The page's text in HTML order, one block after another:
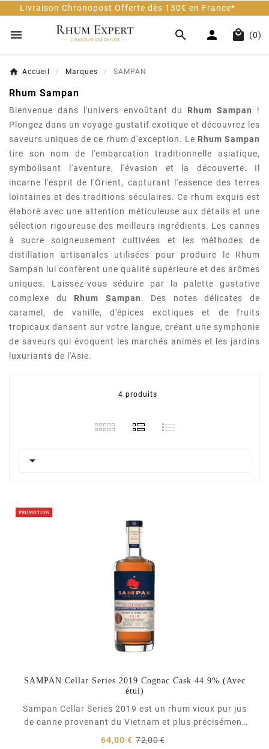
Chronopost Offerte dès 130€ en France*
    (0)
Accueil Marques SAMPAN
Rhum Sampan
Bienvenue dans l'univers envoûtant du Rhum Sampan
!
Plongez dans un voyage gustatif exotique et découvrez les
saveurs uniques de ce rhum d'exception. Le Rhum Sampan
tire son nom de l'embarcation traditionnelle asiatique,
symbolisant l'aventure, l'évasion et la découverte. Il
incarne l'esprit de l'Orient, capturant l'essence des terres
lointaines et des traditions séculaires. Ce rhum exquis est
élaboré avec une attention méticuleuse aux détails et une
sélection rigoureuse des meilleurs ingrédients. Les cannes
à sucre soigneusement cultivées et les méthodes de
distillation artisanales utilisées pour produire le Rhum
Sampan lui confèrent une qualité supérieure et des arômes
uniques. Laissez-vous séduire par la palette gustative
complexe du Rhum Sampan. Des notes délicates de
caramel, de vanille, d'épices exotiques et de fruits
tropicaux dansent sur votre langue, créant une symphonie
de saveurs qui évoquent les marchés animés et les jardins
luxuriants de l'Asie.
4 produits

SAMPAN Cellar Series 2019 Cognac Cask 44.9% (Avec
étui)
Sampan Cellar Series 2019 est un rhum vieux pur jus
de canne provenant du Vietnam et plus précisément
de la distillerie Indochine. Ce rhum a vieilli 3 ans
64,00 € 72,00 €